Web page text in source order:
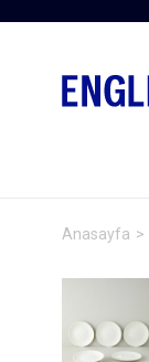
Anasayfa